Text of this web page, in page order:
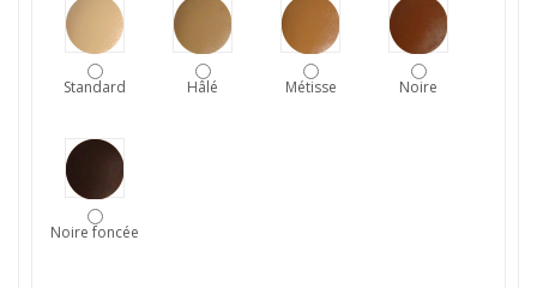
Standard Hâlé Métisse Noire
Noire foncée